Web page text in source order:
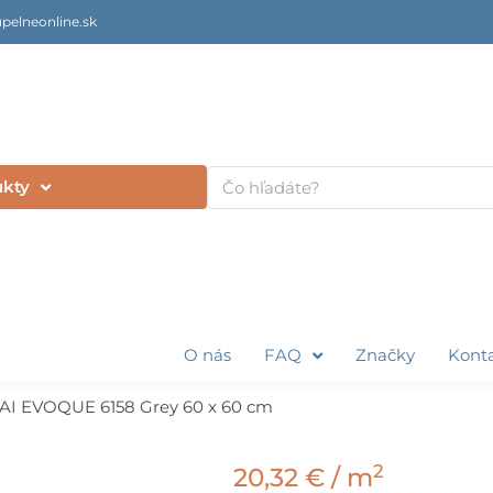
Vyhľadať
O nás FAQ Značky
EVOQUE 6158 Grey 60 x 60 cm
20,32 € / m2